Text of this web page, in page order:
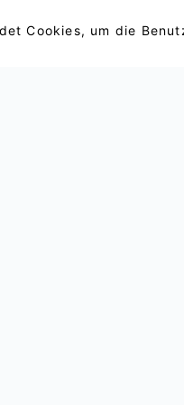
Cookies, um die